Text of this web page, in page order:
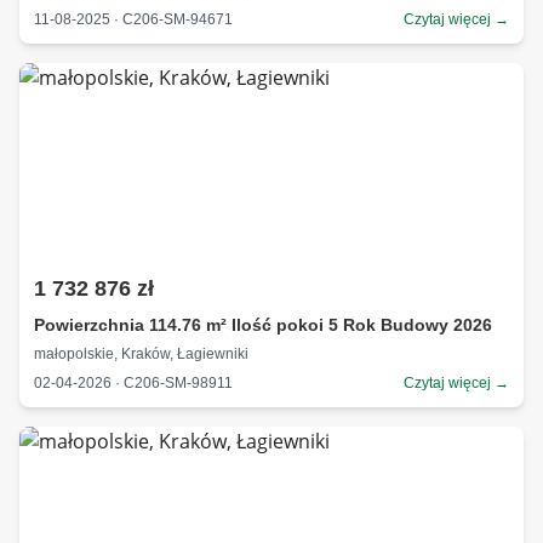
11-08-2025 · C206-SM-94671
Czytaj więcej →
1 732 876 zł
Powierzchnia 114.76 m² Ilość pokoi 5 Rok Budowy 2026
małopolskie, Kraków, Łagiewniki
02-04-2026 · C206-SM-98911
Czytaj więcej →